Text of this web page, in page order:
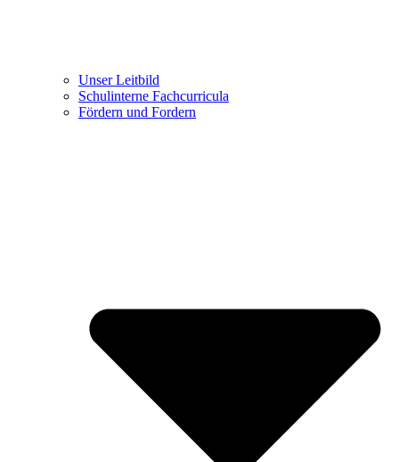
Unser Leitbild
Schulinterne Fachcurricula
Fördern und Fordern